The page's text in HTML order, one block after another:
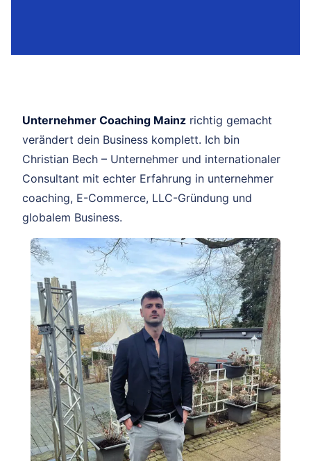
Unternehmer Coaching Mainz richtig gemacht
verändert dein Business komplett. Ich bin
Christian Bech – Unternehmer und internationaler
Consultant mit echter Erfahrung in unternehmer
coaching, E-Commerce, LLC-Gründung und
globalem Business.